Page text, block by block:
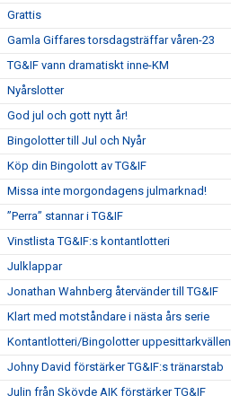
Grattis
Gamla Giffares torsdagsträffar våren-23
TG&IF vann dramatiskt inne-KM
Nyårslotter
God jul och gott nytt år!
Bingolotter till Jul och Nyår
Köp din Bingolott av TG&IF
Missa inte morgondagens julmarknad!
”Perra” stannar i TG&IF
Vinstlista TG&IF:s kontantlotteri
Julklappar
Jonathan Wahnberg återvänder till TG&IF
Klart med motståndare i nästa års serie
Kontantlotteri/Bingolotter uppesittarkvällen
Johny David förstärker TG&IF:s tränarstab
Julin från Skövde AIK förstärker TG&IF